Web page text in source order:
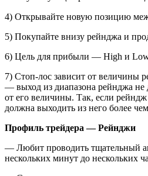
4) Открывайте новую позицию
5) Покупайте внизу рейнджа и
6) Цель для прибыли — High и
7) Стоп-лос зависит от величины
— выход из диапазона рейнджа
от его величины. Так, если рейндж
должна выходить из него более
Профиль трейдера — Рейнджи
— Любит проводить тщательный
нескольких минут до нескольких